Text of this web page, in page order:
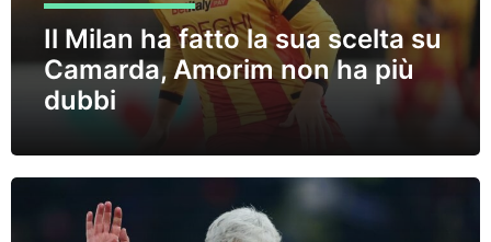
Il Milan ha fatto la sua scelta su
Camarda, Amorim non ha più
dubbi